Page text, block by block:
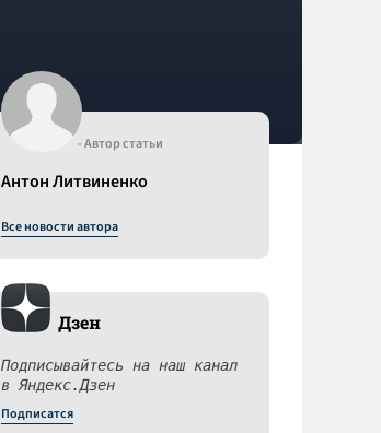
- Автор статьи
Антон Литвиненко
Все новости автора
Дзен
Подписывайтесь на наш канал
в Яндекс.Дзен
Подписатся